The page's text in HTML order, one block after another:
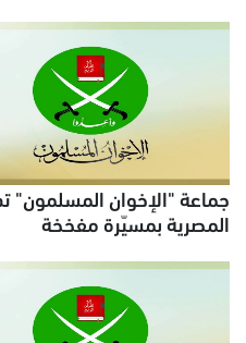
جماعة "الإخوان المسلمون"
المصرية بمسيّرة مفخخة